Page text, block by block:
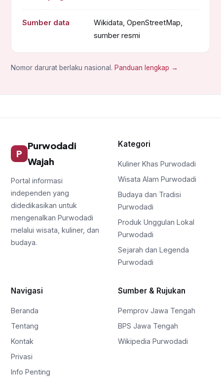
Sumber data
Wikidata, OpenStreetMap,
sumber resmi
Nomor darurat berlaku nasional. Panduan lengkap →
P
Purwodadi
Wajah
Portal informasi
independen yang
didedikasikan untuk
mengenalkan Purwodadi
melalui wisata, kuliner, dan
budaya.
Kategori
Kuliner Khas Purwodadi
Wisata Alam Purwodadi
Budaya dan Tradisi
Purwodadi
Produk Unggulan Lokal
Purwodadi
Sejarah dan Legenda
Purwodadi
Navigasi
Beranda
Tentang
Kontak
Privasi
Info Penting
Sumber & Rujukan
Pemprov Jawa Tengah
BPS Jawa Tengah
Wikipedia Purwodadi